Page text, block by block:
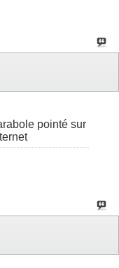
pointé sur